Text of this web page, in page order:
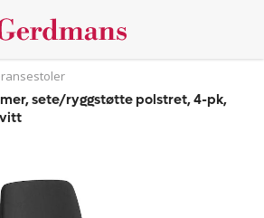
sete/ryggstøtte polstret, 4-pk,